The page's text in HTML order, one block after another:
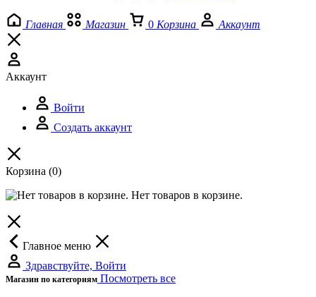
Главная Магазин 0 Корзина Аккаунт
Аккаунт
Войти
Создать аккаунт
Корзина (0)
Нет товаров в корзине.
Главное меню
Здравствуйте, Войти
Магазин по категориям Посмотреть все